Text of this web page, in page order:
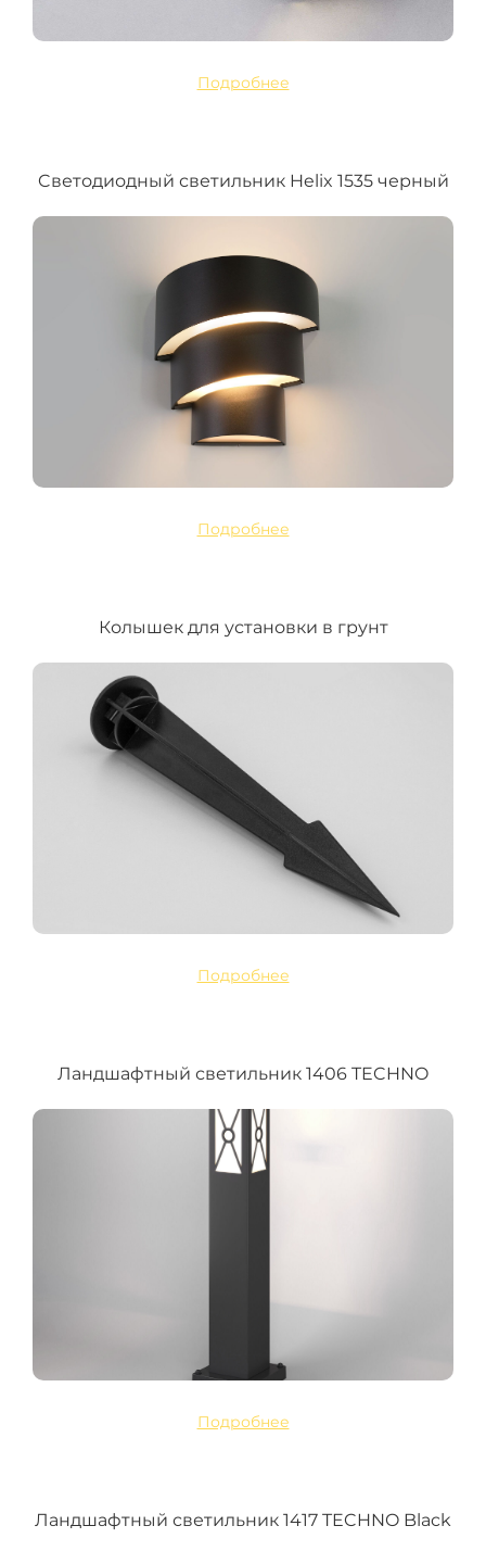
Подробнее
Cветодиодный светильник Helix 1535 черный
Подробнее
Колышек для установки в грунт
Подробнее
Ландшафтный светильник 1406 TECHNO
Подробнее
Ландшафтный светильник 1417 TECHNO Black